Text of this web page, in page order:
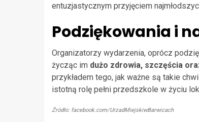
entuzjastycznym przyjęciem
Podziękowania i
Organizatorzy wydarzenia, oprócz
życząc im dużo zdrowia, szczęścia
przykładem tego, jak ważne są takie
istotną rolę pełni przedszkole w życiu
Źródło: facebook.com/UrzadMiejskiwBarwicach